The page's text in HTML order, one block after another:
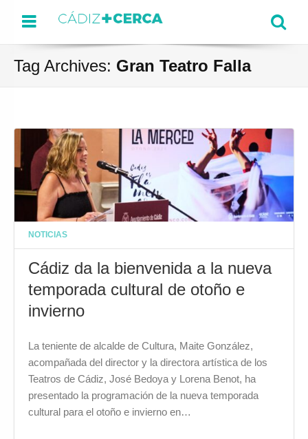
Menu
Tag Archives: Gran Teatro Falla
NOTICIAS
Cádiz da la bienvenida a la nueva
temporada cultural de otoño e
invierno
La teniente de alcalde de Cultura, Maite González,
acompañada del director y la directora artística de los
Teatros de Cádiz, José Bedoya y Lorena Benot, ha
presentado la programación de la nueva temporada
cultural para el otoño e invierno en…